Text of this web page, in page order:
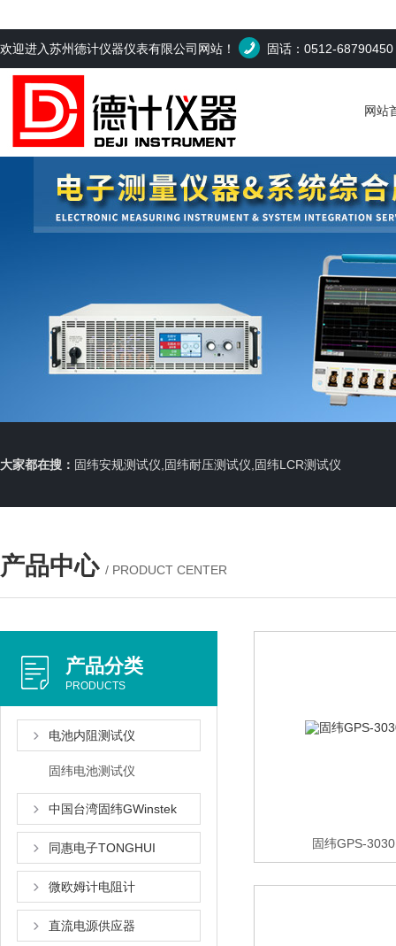
欢迎进入苏州德计仪器仪表有限公司网站！ 固话：0512-68790450
网站
大家都在搜： 固纬安规测试仪,固纬耐压测试仪,固纬LCR测试仪
产品中心 / PRODUCT CENTER
产品分类
PRODUCTS
电池内阻测试仪
固纬电池测试仪
中国台湾固纬GWinstek
同惠电子TONGHUI
微欧姆计电阻计
直流电源供应器
固纬GPS-